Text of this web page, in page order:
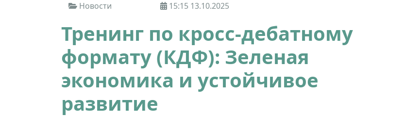
Новости 15:15 13.10.2025
Тренинг по кросс-дебатному
формату (КДФ): Зеленая
экономика и устойчивое
развитие